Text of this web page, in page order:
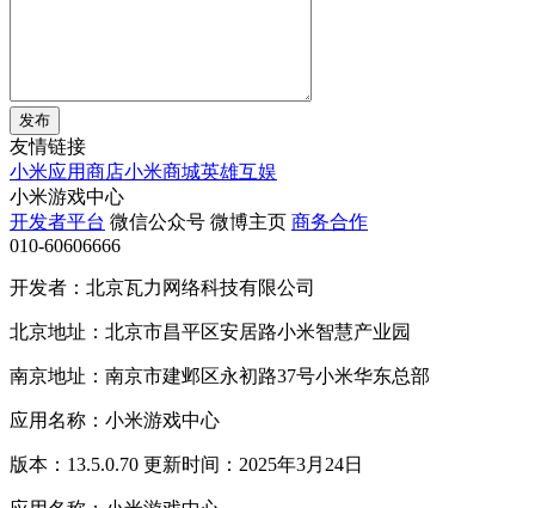
发布
友情链接
小米应用商店小米商城英雄互娱
小米游戏中心
开发者平台 微信公众号 微博主页 商务合作
010-60606666
开发者：北京瓦力网络科技有限公司
北京地址：北京市昌平区安居路小米智慧产业园
南京地址：南京市建邺区永初路37号小米华东总部
应用名称：小米游戏中心
版本：13.5.0.70 更新时间：2025年3月24日